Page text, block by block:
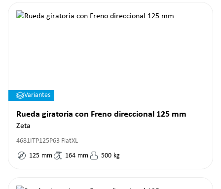
Variantes
Rueda giratoria con Freno direccional 125 mm
Zeta
4681ITP125P63 FlatXL
125 mm 164 mm 500 kg